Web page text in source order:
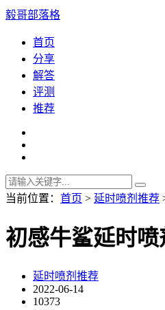
毅哥部落格
首页
分享
解答
评测
推荐
当前位置： 首页 > 延时喷剂推荐
初感牛鲨延时
延时喷剂推荐
2022-06-14
10373